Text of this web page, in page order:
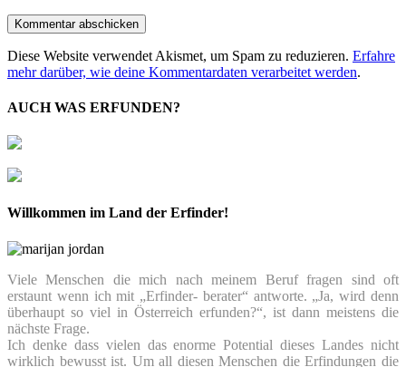
Diese Website verwendet Akismet, um Spam zu reduzieren. Erfahre
mehr darüber, wie deine Kommentardaten verarbeitet werden.
AUCH WAS ERFUNDEN?
Willkommen im Land der Erfinder!
Viele Menschen die mich nach meinem Beruf fragen sind oft
erstaunt wenn ich mit „Erfinder- berater“ antworte. „Ja, wird denn
überhaupt so viel in Österreich erfunden?“, ist dann meistens die
nächste Frage.
Ich denke dass vielen das enorme Potential dieses Landes nicht
wirklich bewusst ist. Um all diesen Menschen die Erfindungen die